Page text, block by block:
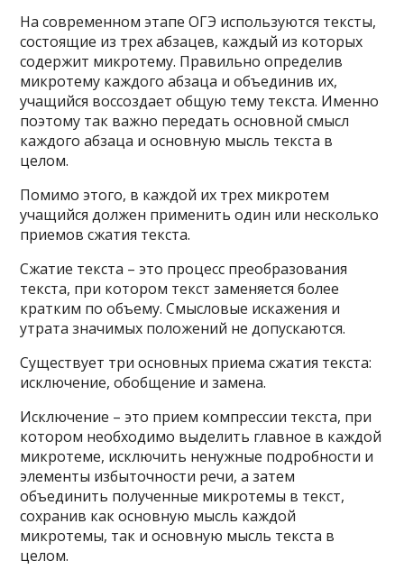
На современном этапе ОГЭ используются тексты,
состоящие из трех абзацев, каждый из которых
содержит микротему. Правильно определив
микротему каждого абзаца и объединив их,
учащийся воссоздает общую тему текста. Именно
поэтому так важно передать основной смысл
каждого абзаца и основную мысль текста в
целом.
Помимо этого, в каждой их трех микротем
учащийся должен применить один или несколько
приемов сжатия текста.
Сжатие текста – это процесс преобразования
текста, при котором текст заменяется более
кратким по объему. Смысловые искажения и
утрата значимых положений не допускаются.
Существует три основных приема сжатия текста:
исключение, обобщение и замена.
Исключение – это прием компрессии текста, при
котором необходимо выделить главное в каждой
микротеме, исключить ненужные подробности и
элементы избыточности речи, а затем
объединить полученные микротемы в текст,
сохранив как основную мысль каждой
микротемы, так и основную мысль текста в
целом.